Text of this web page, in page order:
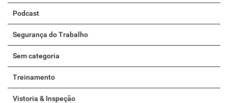
Podcast
Segurança do Trabalho
Sem categoria
Treinamento
Vistoria & Inspeção